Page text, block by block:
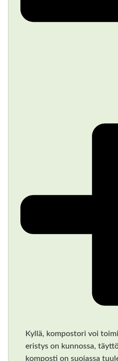
Kyllä, kompostori voi
eristys on kunnossa,
komposti on suojassa